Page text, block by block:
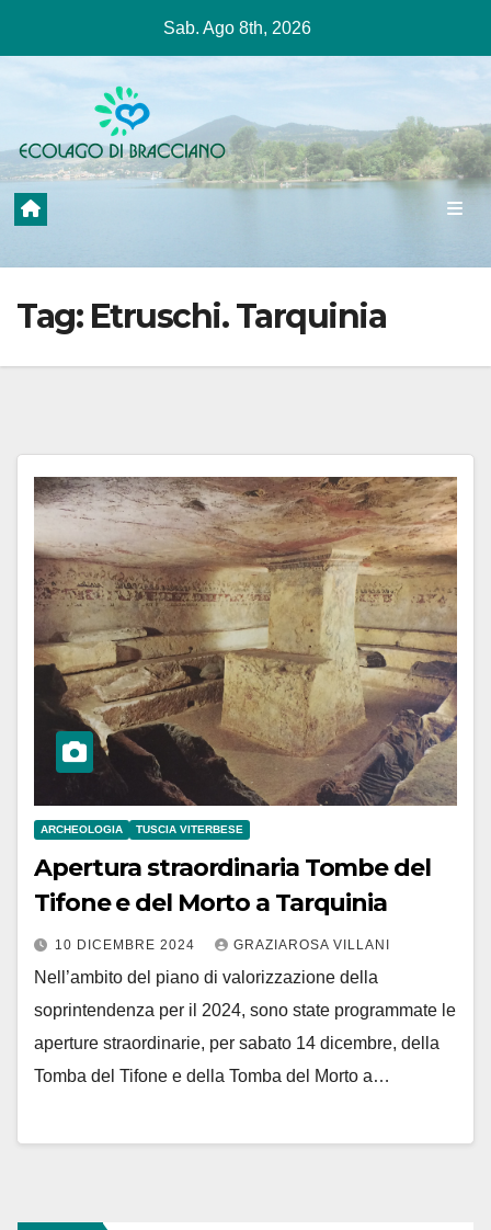
contenuto
Sab. Ago 8th, 2026
Tag: Etruschi. Tarquinia
ARCHEOLOGIA TUSCIA VITERBESE
Apertura straordinaria Tombe del
Tifone e del Morto a Tarquinia
10 DICEMBRE 2024 GRAZIAROSA VILLANI
Nell’ambito del piano di valorizzazione della
soprintendenza per il 2024, sono state programmate le
aperture straordinarie, per sabato 14 dicembre, della
Tomba del Tifone e della Tomba del Morto a…